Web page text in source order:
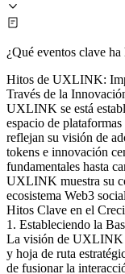
¿Qué eventos clave
Hitos de UXLINK:
Través de la
UXLINK se está
espacio de
reflejan su visión de
tokens e innovación
fundamentales hasta
UXLINK muestra su
ecosistema Web3
Hitos Clave en el
1. Estableciendo la
La visión de UXLINK
y hoja de ruta
de fusionar la